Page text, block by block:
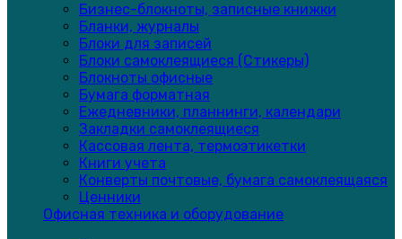
Бизнес-блокноты, записные книжки
Бланки, журналы
Блоки для записей
Блоки самоклеящиеся (Стикеры)
Блокноты офисные
Бумага форматная
Ежедневники, планнинги, календари
Закладки самоклеящиеся
Кассовая лента, термоэтикетки
Книги учета
Конверты почтовые, бумага самоклеящаяся
Ценники
Офисная техника и оборудование